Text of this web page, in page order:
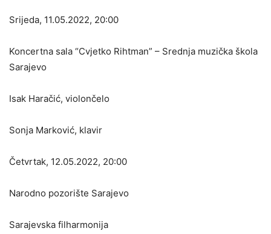
Srijeda, 11.05.2022, 20:00
Koncertna sala “Cvjetko Rihtman” – Srednja muzička škola
Sarajevo
Isak Haračić, violončelo
Sonja Marković, klavir
Četvrtak, 12.05.2022, 20:00
Narodno pozorište Sarajevo
Sarajevska filharmonija